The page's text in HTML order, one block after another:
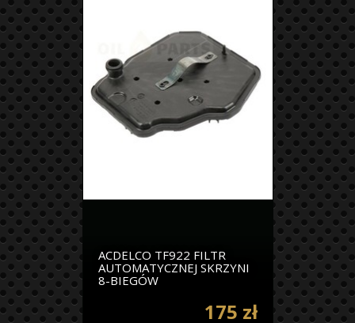
ACDELCO TF922 FILTR
AUTOMATYCZNEJ SKRZYNI
8-BIEGÓW
175 zł